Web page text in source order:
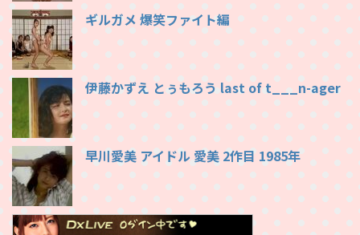
ギルガメ 爆笑ファイト編
伊藤かずえ とぅもろう last of t___n-ager
早川愛美 アイドル 愛美 2作目 1985年